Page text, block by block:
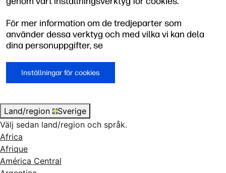
För mer information om de tredjeparter som
använder dessa verktyg och med vilka vi kan dela
dina personuppgifter, se
Inställningar för cookies
Land/region
Sverige
Välj sedan land/region och språk.
Africa
Afrique
América Central